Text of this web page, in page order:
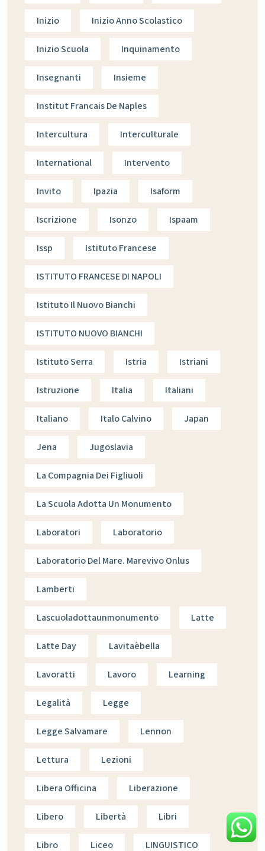
Inizio Inizio Anno Scolastico
Inizio Scuola Inquinamento
Insegnanti Insieme
Institut Francais De Naples
Intercultura Interculturale
International Intervento
Invito Ipazia Isaform
Iscrizione Isonzo Ispaam
Issp Istituto Francese
ISTITUTO FRANCESE DI NAPOLI
Istituto Il Nuovo Bianchi
ISTITUTO NUOVO BIANCHI
Istituto Serra Istria Istriani
Istruzione Italia Italiani
Italiano Italo Calvino Japan
Jena Jugoslavia
La Compagnia Dei Figliuoli
La Scuola Adotta Un Monumento
Laboratori Laboratorio
Laboratorio Del Mare. Marevivo Onlus
Lamberti
Lascuoladottaunmonumento Latte
Latte Day Lavitaèbella
Lavoratti Lavoro Learning
Legalità Legge
Legge Salvamare Lennon
Lettura Lezioni
Libera Officina Liberazione
Libero Libertà Libri
Libro Liceo LINGUISTICO